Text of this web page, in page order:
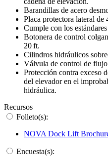
Barandillas de acero
Placa protectora lateral de
Cumple con los
Botonera de control
20 ft.
Cilindros hidráulicos
Válvula de control de flujo
Protección contra exceso
del elevador en el
hidráulica.
Recursos
Folleto(s):
NOVA Dock Lift
Encuesta(s):